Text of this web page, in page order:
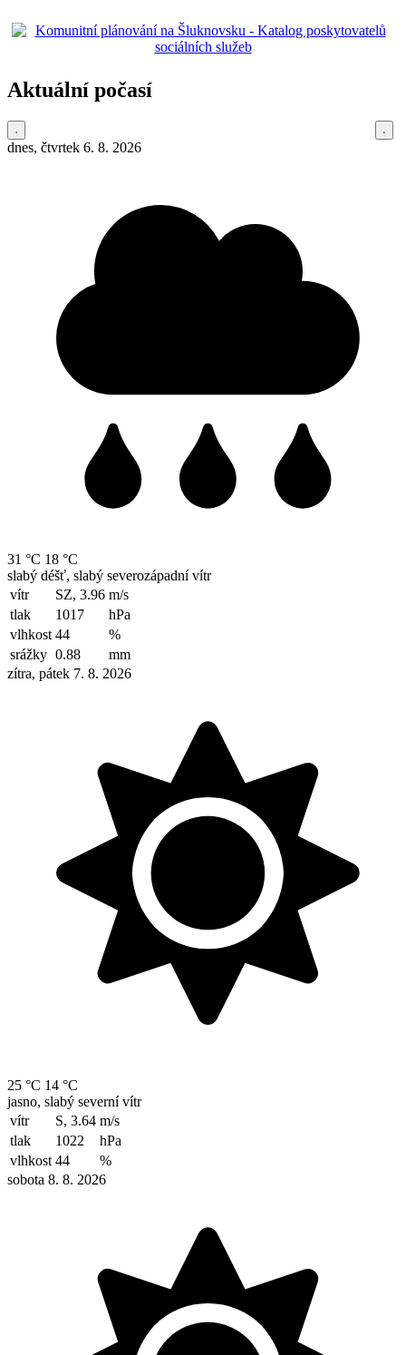
Aktuální počasí
dnes, čtvrtek 6. 8. 2026
31 °C 18 °C
slabý déšť, slabý severozápadní vítr
vítr
SZ, 3.96 m/s
tlak
1017
hPa
vlhkost 44
%
srážky 0.88
mm
zítra, pátek 7. 8. 2026
25 °C 14 °C
jasno, slabý severní vítr
vítr
S, 3.64 m/s
tlak
1022
hPa
vlhkost 44
%
sobota 8. 8. 2026